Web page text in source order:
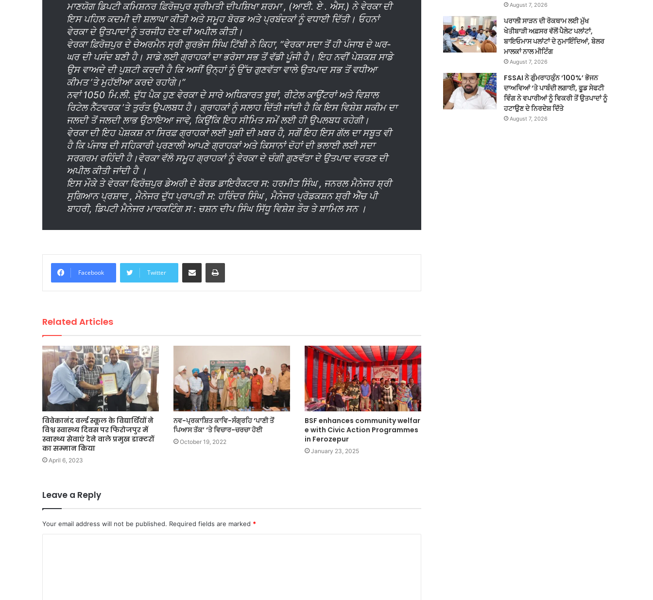
ਮਾਣਯੋਗ ਡਿਪਟੀ ਕਮਿਸ਼ਨਰ ਫ਼ਿਰੋਜ਼ਪੁਰ ਸ਼੍ਰੀਮਤੀ ਦੀਪਸ਼ਿਖਾ ਸ਼ਰਮਾ , (ਆਈ. ਏ . ਐਸ.) ਨੇ ਵੇਰਕਾ ਦੀ
ਇਸ ਪਹਿਲ ਕਦਮੀ ਦੀ ਸ਼ਲਾਘਾ ਕੀਤੀ ਅਤੇ ਸਮੂਹ ਬੋਰਡ ਅਤੇ ਪ੍ਰਬੰਦਕਾਂ ਨੂੰ ਵਧਾਈ ਦਿੱਤੀ। ਓਹਨਾਂ
ਵੇਰਕਾ ਦੇ ਉਤਪਾਦਾਂ ਨੂੰ ਤਰਜੀਹ ਦੇਣ ਦੀ ਅਪੀਲ ਕੀਤੀ।
ਵੇਰਕਾ ਫ਼ਿਰੋਜ਼ਪੁਰ ਦੇ ਚੇਅਰਮੈਨ ਸ੍ਰੀ ਗੁਰਭੇਜ ਸਿੰਘ ਟਿੱਬੀ ਨੇ ਕਿਹਾ, “ਵੇਰਕਾ ਸਦਾ ਤੋਂ ਹੀ ਪੰਜਾਬ ਦੇ ਘਰ-
ਘਰ ਦੀ ਪਸੰਦ ਬਣੀ ਹੈ। ਸਾਡੇ ਲਈ ਗ੍ਰਾਹਕਾਂ ਦਾ ਭਰੋਸਾ ਸਭ ਤੋਂ ਵੱਡੀ ਪੂੰਜੀ ਹੈ। ਇਹ ਨਵੀਂ ਪੇਸ਼ਕਸ਼ ਸਾਡੇ
ਉਸ ਵਾਅਦੇ ਦੀ ਪੁਸ਼ਟੀ ਕਰਦੀ ਹੈ ਕਿ ਅਸੀਂ ਉਨ੍ਹਾਂ ਨੂੰ ਉੱਚ ਗੁਣਵੱਤਾ ਵਾਲੇ ਉਤਪਾਦ ਸਭ ਤੋਂ ਵਧੀਆ
ਕੀਮਤ ’ਤੇ ਮੁਹੱਈਆ ਕਰਦੇ ਰਹਾਂਗੇ।”
ਨਵਾਂ 1050 ਮਿ.ਲੀ. ਦੁੱਧ ਪੈਕ ਹੁਣ ਵੇਰਕਾ ਦੇ ਸਾਰੇ ਅਧਿਕਾਰਤ ਬੂਥਾਂ, ਰੀਟੇਲ ਕਾਊਂਟਰਾਂ ਅਤੇ ਵਿਸ਼ਾਲ
ਰਿਟੇਲ ਨੈੱਟਵਰਕ ’ਤੇ ਤੁਰੰਤ ਉਪਲਬਧ ਹੈ। ਗ੍ਰਾਹਕਾਂ ਨੂੰ ਸਲਾਹ ਦਿੱਤੀ ਜਾਂਦੀ ਹੈ ਕਿ ਇਸ ਵਿਸ਼ੇਸ਼ ਸਕੀਮ ਦਾ
ਜਲਦੀ ਤੋਂ ਜਲਦੀ ਲਾਭ ਉਠਾਇਆ ਜਾਵੇ, ਕਿਉਂਕਿ ਇਹ ਸੀਮਿਤ ਸਮੇਂ ਲਈ ਹੀ ਉਪਲਬਧ ਰਹੇਗੀ।
ਵੇਰਕਾ ਦੀ ਇਹ ਪੇਸ਼ਕਸ਼ ਨਾ ਸਿਰਫ਼ ਗ੍ਰਾਹਕਾਂ ਲਈ ਖੁਸ਼ੀ ਦੀ ਖ਼ਬਰ ਹੈ, ਸਗੋਂ ਇਹ ਇਸ ਗੱਲ ਦਾ ਸਬੂਤ ਵੀ
ਹੈ ਕਿ ਪੰਜਾਬ ਦੀ ਸਹਿਕਾਰੀ ਪ੍ਰਣਾਲੀ ਆਪਣੇ ਗ੍ਰਾਹਕਾਂ ਅਤੇ ਕਿਸਾਨਾਂ ਦੋਹਾਂ ਦੀ ਭਲਾਈ ਲਈ ਸਦਾ
ਸਰਗਰਮ ਰਹਿੰਦੀ ਹੈ।ਵੇਰਕਾ ਵੱਲੋ ਸਮੂਹ ਗ੍ਰਾਹਕਾਂ ਨੂੰ ਵੇਰਕਾ ਦੇ ਚੰਗੀ ਗੁਣਵੱਤਾ ਦੇ ਉਤਪਾਦ ਵਰਤਣ ਦੀ
ਅਪੀਲ ਕੀਤੀ ਜਾਂਦੀ ਹੈ ।
ਇਸ ਮੌਕੇ ਤੇ ਵੇਰਕਾ ਫਿਰੋਜ਼ਪੁਰ ਡੇਅਰੀ ਦੇ ਬੋਰਡ ਡਾਇਰੈਕਟਰ ਸ: ਹਰਮੀਤ ਸਿੰਘ , ਜਨਰਲ ਮੈਨੇਜਰ ਸ਼੍ਰੀ
ਸੁਗਿਆਨ ਪ੍ਰਸ਼ਾਦ , ਮੈਨੇਜਰ ਦੁੱਧ ਪ੍ਰਾਪਤੀ ਸ: ਹਰਿੰਦਰ ਸਿੰਘ , ਮੈਨੇਜਰ ਪ੍ਰੋਡਕਸ਼ਨ ਸ਼੍ਰੀ ਐੱਚ ਪੀ
ਬਾਹਰੀ, ਡਿਪਟੀ ਮੈਨੇਜਰ ਮਾਰਕਟਿੰਗ ਸ : ਚਸ਼ਨ ਦੀਪ ਸਿੰਘ ਸਿੱਧੂ ਵਿਸ਼ੇਸ਼ ਤੌਰ ਤੇ ਸ਼ਾਮਿਲ ਸਨ ।
Facebook Twitter
Share via Email Print
Related Articles
विवेकानंद वर्ल्ड स्कूल के विद्यार्थियों ने
विश्व स्वास्थ्य दिवस पर फिरोजपुर में
स्वास्थ्य सेवाएं देने वाले प्रमुख डाक्टरों
का सम्मान किया
April 6, 2023
ਨਵ-ਪ੍ਰਕਾਸ਼ਿਤ ਕਾਵਿ-ਸੰਗ੍ਰਹਿ ‘ਪਾਣੀ ਤੋਂ
ਪਿਆਸ ਤੱਕ’ ‘ਤੇ ਵਿਚਾਰ-ਚਰਚਾ ਹੋਈ
October 19, 2022
BSF enhances community welfar
e with Civic Action Programmes
in Ferozepur
January 23, 2025
Leave a Reply
Your email address will not be published. Required fields are marked *
August 7, 2026
ਪਰਾਲੀ ਸਾੜਨ ਦੀ ਰੋਕਥਾਮ ਲਈ ਮੁੱਖ
ਖੇਤੀਬਾੜੀ ਅਫ਼ਸਰ ਵੱਲੋਂ ਪੈਲੇਟ ਪਲਾਂਟਾਂ,
ਬਾਇਓਮਾਸ ਪਲਾਂਟਾਂ ਦੇ ਨੁਮਾਇੰਦਿਆਂ, ਬੇਲਰ
ਮਾਲਕਾਂ ਨਾਲ ਮੀਟਿੰਗ
August 7, 2026
FSSAI ਨੇ ਗੁੰਮਰਾਹਕੁੰਨ ‘100%’ ਭੋਜਨ
ਦਾਅਵਿਆਂ ‘ਤੇ ਪਾਬੰਦੀ ਲਗਾਈ, ਫੂਡ ਸੇਫਟੀ
ਵਿੰਗ ਨੇ ਵਪਾਰੀਆਂ ਨੂੰ ਵਿਕਰੀ ਤੋਂ ਉਤਪਾਦਾਂ ਨੂੰ
ਹਟਾਉਣ ਦੇ ਨਿਰਦੇਸ਼ ਦਿੱਤੇ
August 7, 2026